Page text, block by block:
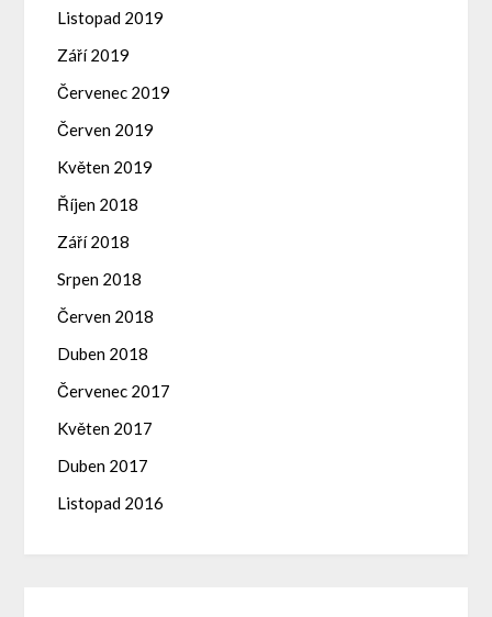
Listopad 2019
Září 2019
Červenec 2019
Červen 2019
Květen 2019
Říjen 2018
Září 2018
Srpen 2018
Červen 2018
Duben 2018
Červenec 2017
Květen 2017
Duben 2017
Listopad 2016